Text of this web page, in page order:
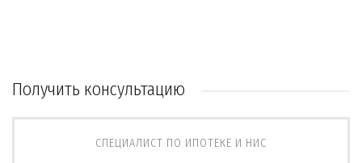
Получить консультацию
СПЕЦИАЛИСТ ПО ИПОТЕКЕ И НИС